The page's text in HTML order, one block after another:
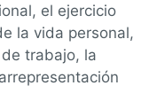
el ejercicio
la vida personal,
trabajo, la